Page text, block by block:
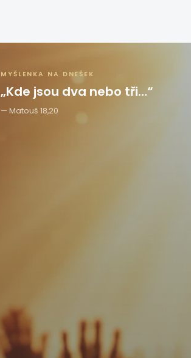
MYŠLENKA NA DNEŠEK
„Kde jsou dva nebo tři…“
Matouš 18,20